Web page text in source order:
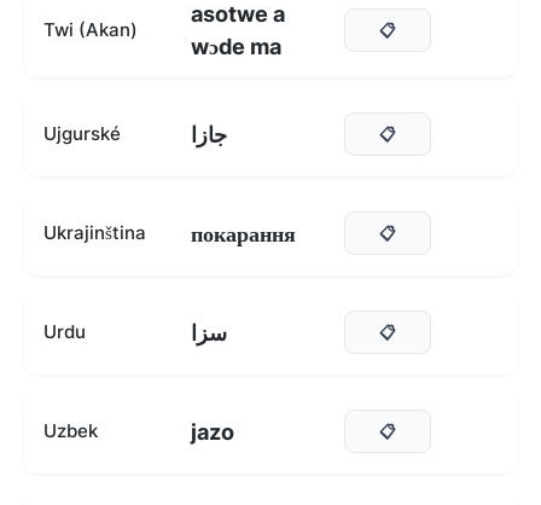
Twi (Akan)
asotwe a
wɔde ma
📋
Ujgurské جازا 📋
Ukrajinština покарання 📋
Urdu سزا 📋
Uzbek jazo 📋